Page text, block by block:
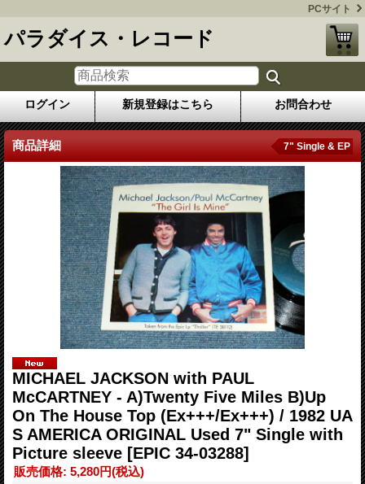
PCサイト
パラダイス・レコード
ログイン 新規登録はこちら お問合わせ
商品詳細 7" Single & EP
MICHAEL JACKSON with PAUL
McCARTNEY - A)Twenty Five Miles B)Up
On The House Top (Ex+++/Ex+++) / 1982 UA
S AMERICA ORIGINAL Used 7" Single with
Picture sleeve [EPIC 34-03288]
販売価格: 5,280円(税込)